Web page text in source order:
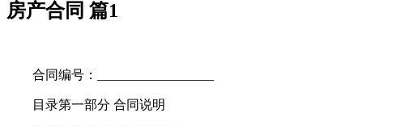
房产合同 篇1
合同编号：__________________
目录第一部分 合同说明